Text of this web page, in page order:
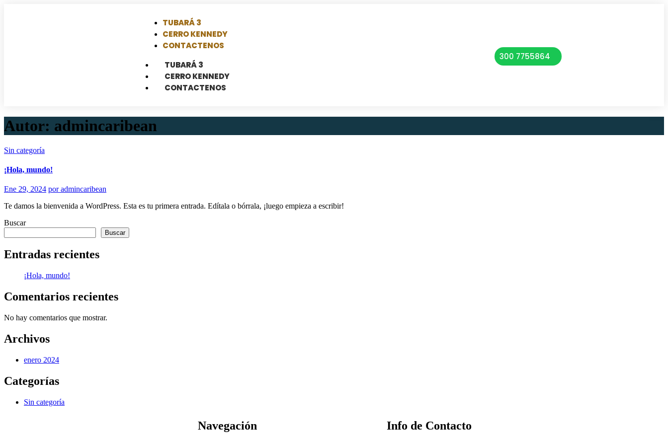
TUBARÁ 3
CERRO KENNEDY
CONTACTENOS
TUBARÁ 3
CERRO KENNEDY
CONTACTENOS
300 7755864
Autor: admincaribean
Sin categoría
¡Hola, mundo!
Ene 29, 2024 por admincaribean
Te damos la bienvenida a WordPress. Esta es tu primera entrada. Edítala o bórrala, ¡luego empieza a escribir!
Buscar
Buscar
Entradas recientes
¡Hola, mundo!
Comentarios recientes
No hay comentarios que mostrar.
Archivos
enero 2024
Categorías
Sin categoría
Navegación
Info de Contacto